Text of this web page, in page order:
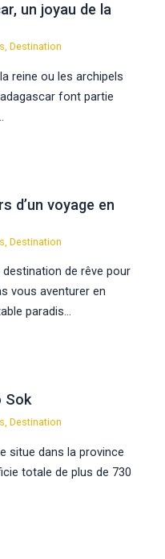
un joyau de la
,Destination
reine ou les archipels
font partie
d’un voyage en
,Destination
destination de rêve pour
vous aventurer en
paradis…
Sok
,Destination
situe dans la province
totale de plus de 730